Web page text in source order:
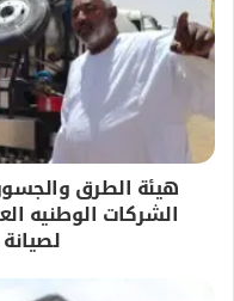
هيئة الطرق
الشركات الوطنيه